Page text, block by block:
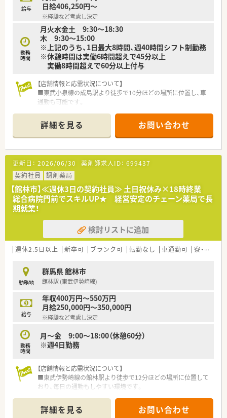
給与
日給406,250円～
※経験など考慮し決定
勤務
時間
月火水金土 9:30～18:30
木 9:30～15:00
※上記のうち、1日最大8時間、週40時間シフト制勤務
※休憩時間は実働6時間超えで45分以上
実働8時間超えで60分以上付与
【店舗情報と応需状況について】
■東武小泉線の成島駅より徒歩で10分ほどの場所に位置し、車
通勤も可能です。
日約70枚応需しています。
■ドクター増員に伴い、薬剤師は常勤1名とパート5名体制から
増員となる予定です。
【求人情報について】
■ご経験に応じ、管理薬剤師は最大年収650万円までご相談が可
能で高年収を実現できます。
■年2回の賞与に加え決算賞与があるため、努力が収入としてし
っかりと反映されます。
■遠方への転勤がないため、地元に根差して安定的に長期的な勤
務が可能です。
【職場環境と雰囲気】
■薬局内はバリアフリー設計で、広々とした明るい店舗のため気
持ちよく働けます。
的に業務を進められます。
■グループ会社のホテルやゴルフ事業での割引制度があり、プラ
イベートも充実できます。
詳細を見る お問い合わせ
更新日： 2026/06/30 薬剤師求人ID： 699437
契約社員
調剤薬局
【館林市】≪週休3日の契約社員≫ 土日祝休み×18時終業
総合病院門前でスキルUP★ 経営安定のチェーン薬局で長
期就業！
検討リストに追加
週休2.5日以上 新卒可 ブランク可 転勤なし 車通勤可 寮・借上社宅あり
勤務地
群馬県 館林市
館林駅 (東武伊勢崎線)
給与
年収400万円～550万円
月給250,000円～350,000円
※経験など考慮し決定
勤務
時間
月～金 9:00～18:00（休憩60分）
※週4日勤務
【店舗情報と応需状況について】
■東武伊勢崎線の館林駅より徒歩で12分ほどの場所に位置して
おり、毎日の通勤もしやすい環境です。
程度応需している調剤薬局です。
■現在は常勤の薬剤師が1名と非常勤の薬剤師が1名在籍してお
詳細を見る お問い合わせ